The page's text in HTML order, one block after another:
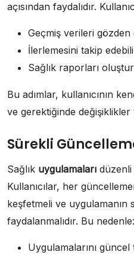
açısından faydalıdır.
Geçmiş verileri gözden
İlerlemesini takip
Sağlık raporları
Bu adımlar, kullanıcının
ve gerektiğinde değişiklikler
Sürekli
Sağlık uygulamaları
Kullanıcılar, her
keşfetmeli ve uygulamanın
faydalanmalıdır. Bu nedenle:
Uygulamalarını